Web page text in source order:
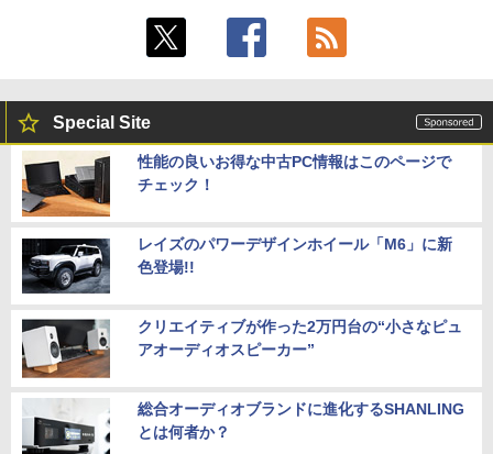
Special Site
性能の良いお得な中古PC情報はこのページで
チェック！
レイズのパワーデザインホイール「M6」に新
色登場!!
クリエイティブが作った2万円台の“小さなピュ
アオーディオスピーカー”
総合オーディオブランドに進化するSHANLING
とは何者か？